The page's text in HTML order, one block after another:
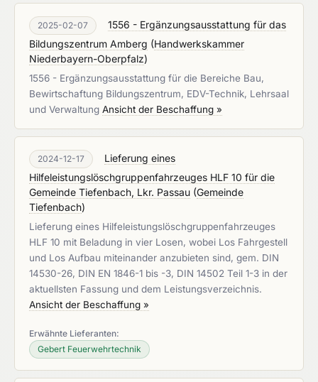
2025-02-07
1556 - Ergänzungsausstattung für das
Bildungszentrum Amberg (Handwerkskammer
Niederbayern-Oberpfalz)
1556 - Ergänzungsausstattung für die Bereiche Bau,
Bewirtschaftung Bildungszentrum, EDV-Technik, Lehrsaal
und Verwaltung Ansicht der Beschaffung »
2024-12-17
Lieferung eines
Hilfeleistungslöschgruppenfahrzeuges HLF 10 für die
Gemeinde Tiefenbach, Lkr. Passau (Gemeinde
Tiefenbach)
Lieferung eines Hilfeleistungslöschgruppenfahrzeuges
HLF 10 mit Beladung in vier Losen, wobei Los Fahrgestell
und Los Aufbau miteinander anzubieten sind, gem. DIN
14530-26, DIN EN 1846-1 bis -3, DIN 14502 Teil 1-3 in der
aktuellsten Fassung und dem Leistungsverzeichnis.
Ansicht der Beschaffung »
Erwähnte Lieferanten:
Gebert Feuerwehrtechnik